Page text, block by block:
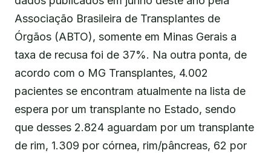
Associação Brasileira de Transplantes de
Órgãos (ABTO), somente em Minas Gerais a
taxa de recusa foi de 37%. Na outra ponta, de
acordo com o MG Transplantes, 4.002
pacientes se encontram atualmente na lista de
espera por um transplante no Estado, sendo
que desses 2.824 aguardam por um transplante
de rim, 1.309 por córnea, rim/pâncreas, 62 por